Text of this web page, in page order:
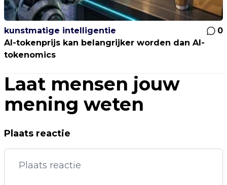
kunstmatige intelligentie
0
AI-tokenprijs kan belangrijker worden dan AI-
tokenomics
Laat mensen jouw
mening weten
Plaats reactie